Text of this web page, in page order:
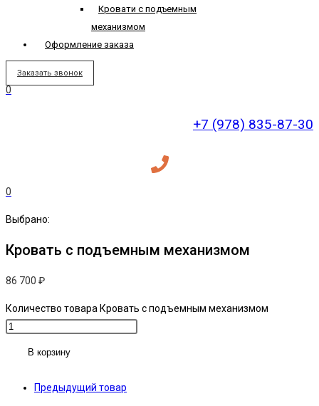
Кровати с подъемным
механизмом
Оформление заказа
Заказать звонок
0
+7 (978) 835-87-30
0
Выбрано:
Кровать с подъемным механизмом
86 700 ₽
Количество товара Кровать с подъемным механизмом
В корзину
Предыдущий товар